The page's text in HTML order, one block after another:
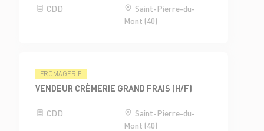
CDD
Saint-Pierre-du-
Mont (40)
FROMAGERIE
VENDEUR CRÈMERIE GRAND FRAIS (H/F)
CDD
Saint-Pierre-du-
Mont (40)